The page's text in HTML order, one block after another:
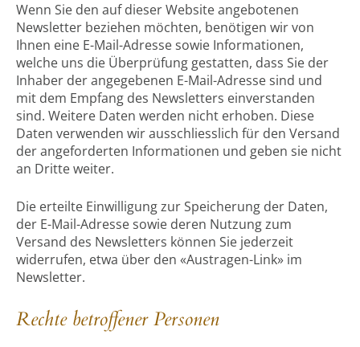
Wenn Sie den auf dieser Website angebotenen
Newsletter beziehen möchten, benötigen wir von
Ihnen eine E-Mail-Adresse sowie Informationen,
welche uns die Überprüfung gestatten, dass Sie der
Inhaber der angegebenen E-Mail-Adresse sind und
mit dem Empfang des Newsletters einverstanden
sind. Weitere Daten werden nicht erhoben. Diese
Daten verwenden wir ausschliesslich für den Versand
der angeforderten Informationen und geben sie nicht
an Dritte weiter.
Die erteilte Einwilligung zur Speicherung der Daten,
der E-Mail-Adresse sowie deren Nutzung zum
Versand des Newsletters können Sie jederzeit
widerrufen, etwa über den «Austragen-Link» im
Newsletter.
Rechte betroffener Personen